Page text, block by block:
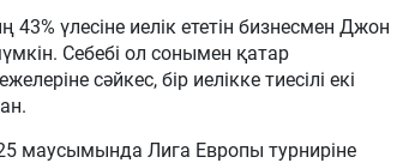
үлесіне иелік ететін бизнесмен Джон
Себебі ол сонымен қатар
сәйкес, бір иелікке тиесілі екі
маусымында Лига Европы турниріне